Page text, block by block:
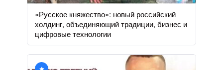
«Русское княжество»: новый российский
холдинг, объединяющий традиции, бизнес и
цифровые технологии